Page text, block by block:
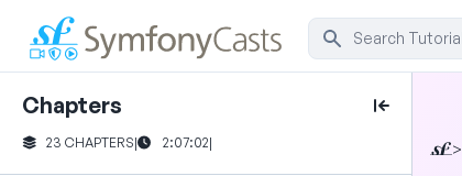
Chapters
23 CHAPTERS| 2:07:02| >